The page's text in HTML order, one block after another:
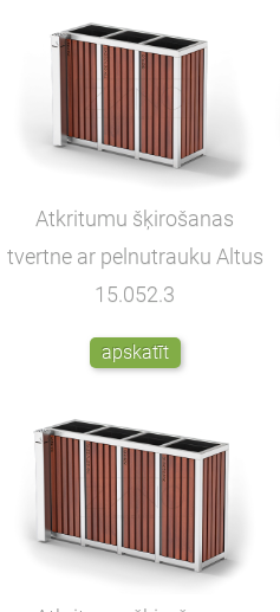
Atkritumu šķirošanas
tvertne ar pelnutrauku Altus
15.052.3
apskatīt